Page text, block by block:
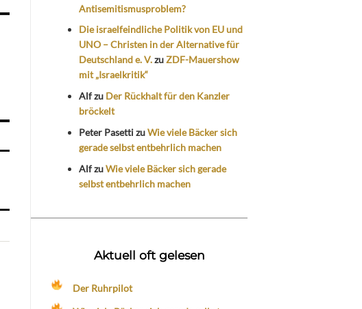
Antisemitismusproblem?
Die israelfeindliche Politik von EU und
UNO – Christen in der Alternative für
Deutschland e. V.zuZDF-Mauershow
mit „Israelkritik“
Alfzu Der Rückhalt für den Kanzler
bröckelt
Peter PasettizuWie viele Bäcker sich
gerade selbst entbehrlich machen
AlfzuWie viele Bäcker sich gerade
selbst entbehrlich machen
Aktuell oft gelesen
Der Ruhrpilot